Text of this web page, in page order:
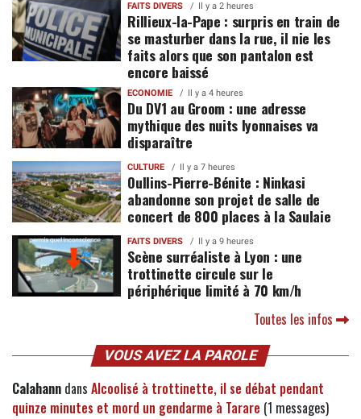
FAITS DIVERS Il y a 2 heures
Rillieux-la-Pape : surpris en train de
se masturber dans la rue, il nie les
faits alors que son pantalon est
encore baissé
ECONOMIE Il y a 4 heures
Du DV1 au Groom : une adresse
mythique des nuits lyonnaises va
disparaître
CULTURE Il y a 7 heures
Oullins-Pierre-Bénite : Ninkasi
abandonne son projet de salle de
concert de 800 places à la Saulaie
FAITS DIVERS Il y a 9 heures
Scène surréaliste à Lyon : une
trottinette circule sur le
périphérique limité à 70 km/h
Toutes les infos
VOUS AVEZ LA PAROLE
Calahann dans Alcoolisé à trottinette, il se débat pendant
quinze minutes et mord un gendarme à Tarare (1 messages)